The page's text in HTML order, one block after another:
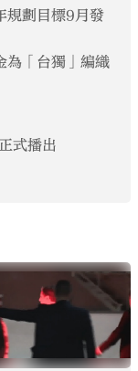
規劃目標9月發
為「台獨」編織
式播出